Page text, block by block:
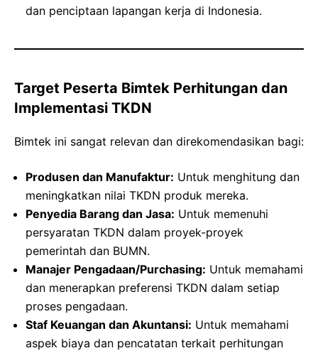
dan penciptaan lapangan kerja di Indonesia.
Target Peserta Bimtek Perhitungan dan
Implementasi TKDN
Bimtek ini sangat relevan dan direkomendasikan bagi:
Produsen dan Manufaktur: Untuk menghitung dan
meningkatkan nilai TKDN produk mereka.
Penyedia Barang dan Jasa: Untuk memenuhi
persyaratan TKDN dalam proyek-proyek
pemerintah dan BUMN.
Manajer Pengadaan/Purchasing: Untuk memahami
dan menerapkan preferensi TKDN dalam setiap
proses pengadaan.
Staf Keuangan dan Akuntansi: Untuk memahami
aspek biaya dan pencatatan terkait perhitungan